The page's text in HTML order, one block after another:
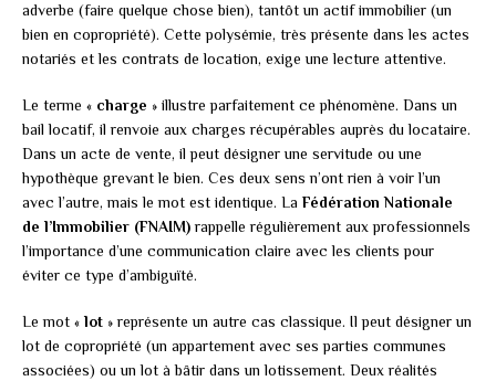
adverbe (faire quelque chose bien), tantôt un actif immobilier (un
bien en copropriété). Cette polysémie, très présente dans les actes
notariés et les contrats de location, exige une lecture attentive.
Le terme « charge » illustre parfaitement ce phénomène. Dans un
bail locatif, il renvoie aux charges récupérables auprès du locataire.
Dans un acte de vente, il peut désigner une servitude ou une
hypothèque grevant le bien. Ces deux sens n’ont rien à voir l’un
avec l’autre, mais le mot est identique. La Fédération Nationale
de l’Immobilier (FNAIM)rappelle régulièrement aux professionnels
l’importance d’une communication claire avec les clients pour
éviter ce type d’ambiguïté.
Le mot « lot » représente un autre cas classique. Il peut désigner un
lot de copropriété (un appartement avec ses parties communes
associées) ou un lot à bâtir dans un lotissement. Deux réalités